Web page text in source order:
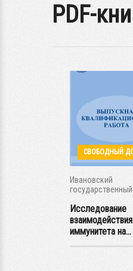
PDF-
СВОБОДНЫЙ
Ивановский
государственный
Исследование
взаимодействия
иммунитета на...